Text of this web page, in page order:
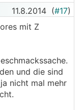
11.8.2014 (#17)
mit Z
und die sind
nicht mal mehr